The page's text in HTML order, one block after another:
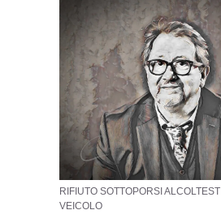
RIFIUTO SOTTOPORSI
VEICOLO